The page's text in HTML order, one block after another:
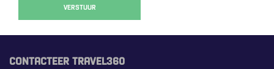
VERSTUUR
CONTACTEER TRAVEL360